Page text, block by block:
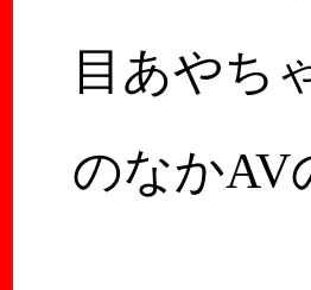
目あやち
のなかAV